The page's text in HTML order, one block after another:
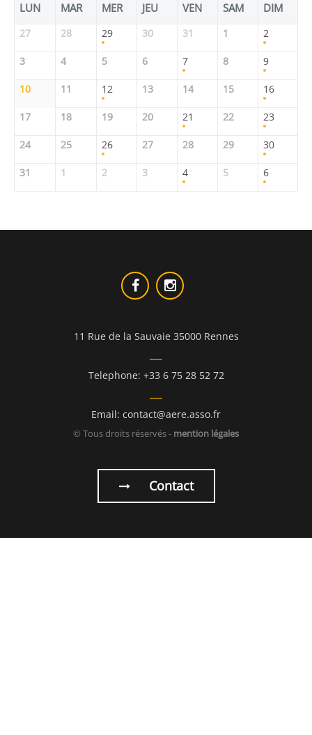
LUN MAR MER JEU VEN SAM DIM
27 28 29 30 31 1 2
3 4 5 6 7 8 9
10 11 12 13 14 15 16
17 18 19 20 21 22 23
24 25 26 27 28 29 30
31 1 2 3 4 5 6
11 Rue de la Sauvaie 35000 Rennes
Telephone: +33 6 75 28 52 72
Email: contact@aere.asso.fr
© Tous droits réservés - mention légales
Contact